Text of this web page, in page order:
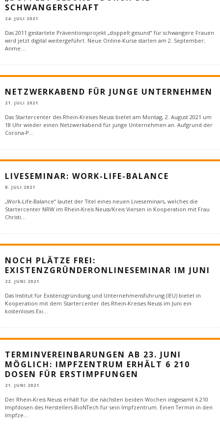
SCHWANGERSCHAFT
24. JULI 2021
Das 2011 gestartete Präventionsprojekt „doppelt gesund“ für schwangere Frauen
wird jetzt digital weitergeführt. Neue Online-Kurse starten am 2. September;
Anme
NETZWERKABEND FÜR JUNGE UNTERNEHMEN
21. JULI 2021
Das Startercenter des Rhein-Kreises Neuss bietet am Montag, 2. August 2021 um
18 Uhr wieder einen Netzwerkabend für junge Unternehmen an. Aufgrund der
Corona-P...
LIVESEMINAR: WORK-LIFE-BALANCE
8. JULI 2021
„Work-Life-Balance“ lautet der Titel eines neuen Liveseminars, welches die
Startercenter NRW im Rhein-Kreis Neuss/Kreis Viersen in Kooperation mit Frau
Christi...
NOCH PLÄTZE FREI:
EXISTENZGRÜNDERONLINESEMINAR IM JUNI
22. JUNI 2021
Das Institut für Existenzgründung und Unternehmensführung (IEU) bietet in
Kooperation mit dem Startercenter des Rhein-Kreises Neuss im Juni ein
kostenloses Exi...
TERMINVEREINBARUNGEN AB 23. JUNI
MÖGLICH: IMPFZENTRUM ERHÄLT 6 210
DOSEN FÜR ERSTIMPFUNGEN
21. JUNI 2021
Der Rhein-Kreis Neuss erhält für die nächsten beiden Wochen insgesamt 6 210
Impfdosen des Herstellers BioNTech für sein Impfzentrum. Einen Termin in den
Impfze...